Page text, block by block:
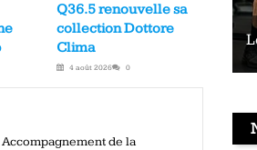
Q36.5 renouvelle sa
collection Dottore
Clima
4 août 2026 0
de la
il remplacer les squats ?